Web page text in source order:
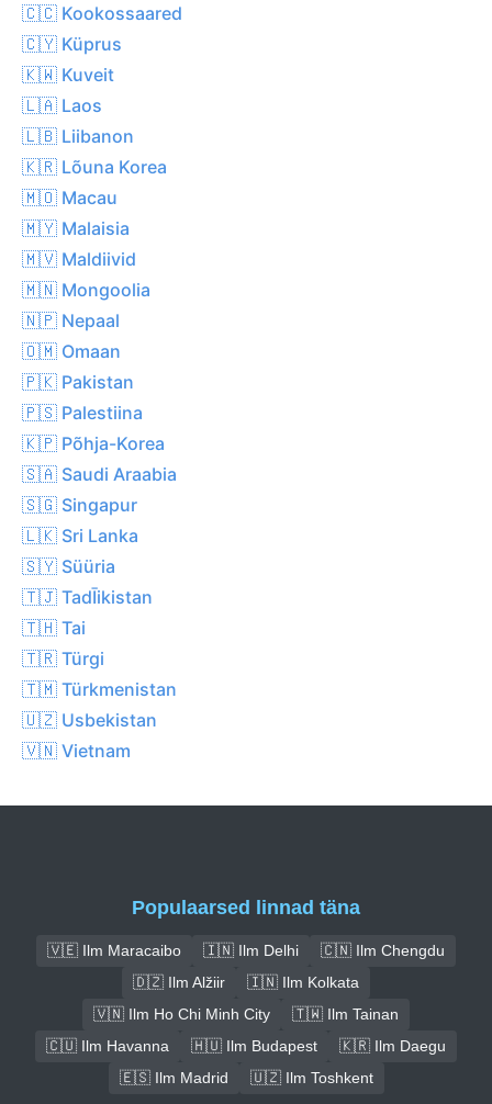
🇨🇨 Kookossaared
🇨🇾 Küprus
🇰🇼 Kuveit
🇱🇦 Laos
🇱🇧 Liibanon
🇰🇷 Lõuna Korea
🇲🇴 Macau
🇲🇾 Malaisia
🇲🇻 Maldiivid
🇲🇳 Mongoolia
🇳🇵 Nepaal
🇴🇲 Omaan
🇵🇰 Pakistan
🇵🇸 Palestiina
🇰🇵 Põhja-Korea
🇸🇦 Saudi Araabia
🇸🇬 Singapur
🇱🇰 Sri Lanka
🇸🇾 Süüria
🇹🇯 TadĪikistan
🇹🇭 Tai
🇹🇷 Türgi
🇹🇲 Türkmenistan
🇺🇿 Usbekistan
🇻🇳 Vietnam
Populaarsed linnad täna
🇻🇪 Ilm Maracaibo 🇮🇳 Ilm Delhi
🇨🇳 Ilm Chengdu
🇩🇿 Ilm Alžiir
🇮🇳 Ilm Kolkata
🇻🇳 Ilm Ho Chi Minh City
🇹🇼 Ilm Tainan
🇨🇺 Ilm Havanna
🇭🇺 Ilm Budapest
🇰🇷 Ilm Daegu
🇪🇸 Ilm Madrid
🇺🇿 Ilm Toshkent